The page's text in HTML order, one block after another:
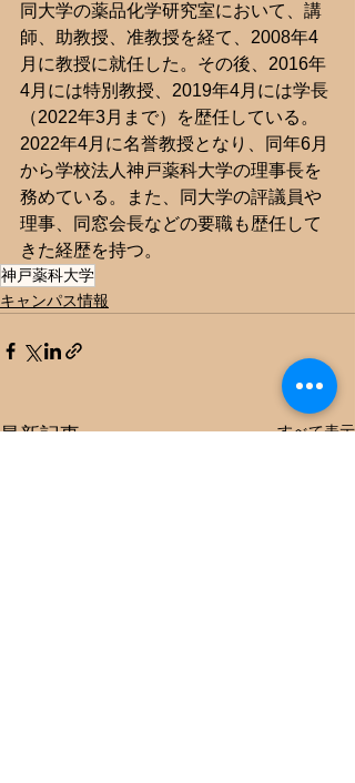
同大学の薬品化学研究室において、講
師、助教授、准教授を経て、2008年4
月に教授に就任した。その後、2016年
4月には特別教授、2019年4月には学長
（2022年3月まで）を歴任している。
2022年4月に名誉教授となり、同年6月
から学校法人神戸薬科大学の理事長を
務めている。また、同大学の評議員や
理事、同窓会長などの要職も歴任して
きた経歴を持つ。
神戸薬科大学
キャンパス情報
最新記事 すべて表示